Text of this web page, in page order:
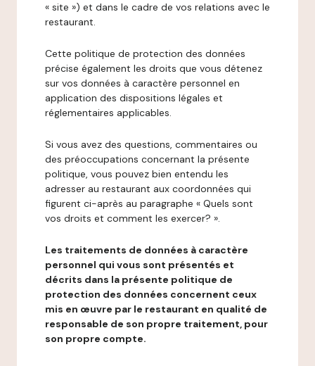
« site ») et dans le cadre de vos relations avec le
restaurant.
Cette politique de protection des données
précise également les droits que vous détenez
sur vos données à caractère personnel en
application des dispositions légales et
réglementaires applicables.
Si vous avez des questions, commentaires ou
des préoccupations concernant la présente
politique, vous pouvez bien entendu les
adresser au restaurant aux coordonnées qui
figurent ci-après au paragraphe « Quels sont
vos droits et comment les exercer? ».
Les traitements de données à caractère
personnel qui vous sont présentés et
décrits dans la présente politique de
protection des données concernent ceux
mis en œuvre par le restaurant en qualité de
responsable de son propre traitement, pour
son propre compte.